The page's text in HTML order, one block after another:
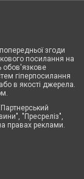
згоди
посилання на
обов'язкове
гіперпосилання
в якості джерела.
"Пресреліз",
правах реклами.